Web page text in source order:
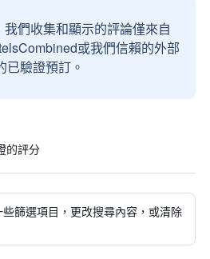
我們收集和顯示的評論僅來自
或我們信賴的外部
已驗證預訂。
的評分
篩選項目，更改搜尋內容，或清除